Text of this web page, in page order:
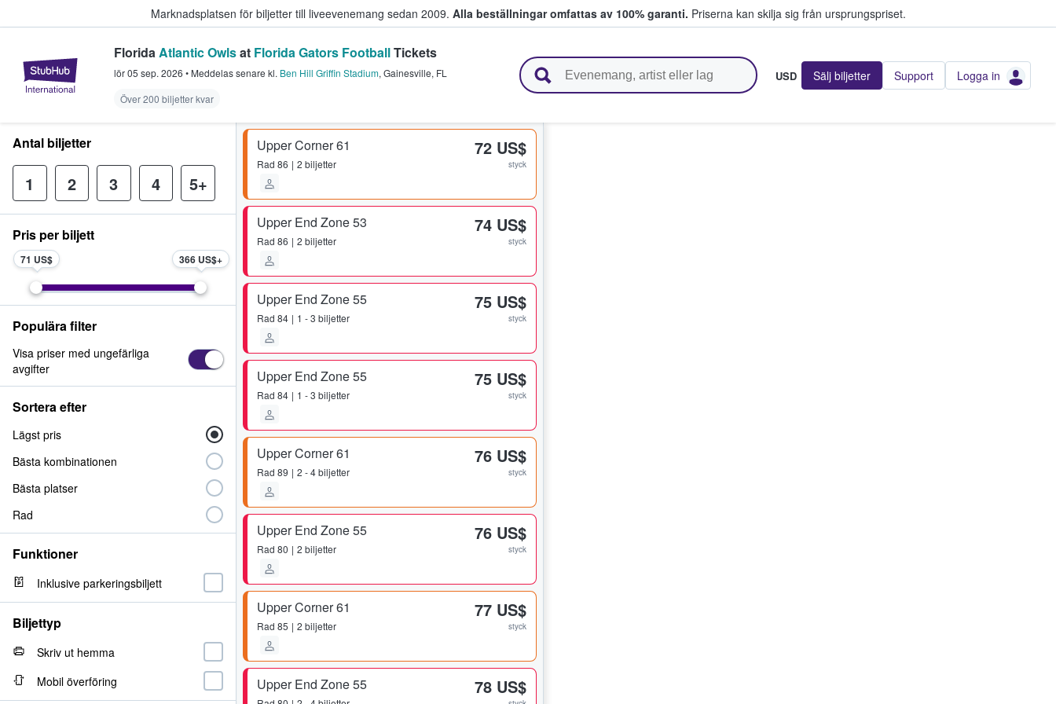
Marknadsplatsen för biljetter till liveevenemang sedan 2009. Alla beställningar omfattas av 100% garanti. Priserna kan skilja sig från ursprungspriset.
StubHub – där fans köper och säljer biljetter.
FloridaAtlantic Owlsat Florida Gators FootballTickets
lör 05 sep. 2026 • Meddelas senare kl. Ben Hill Griffin Stadium, Gainesville, FL
Över 200 biljetter kvar
USD Sälj biljetter Support Logga in
Upper Corner 61
Rad 86 2 biljetter
72 US$
styck
Upper End Zone 53
Rad 86 2 biljetter
74 US$
styck
Upper End Zone 55
Rad 84 1 - 3 biljetter
75 US$
styck
Upper End Zone 55
Rad 84 1 - 3 biljetter
75 US$
styck
Upper Corner 61
Rad 89 2 - 4 biljetter
76 US$
styck
Upper End Zone 55
Rad 80 2 biljetter
76 US$
styck
Upper Corner 61
Rad 85 2 biljetter
77 US$
styck
Upper End Zone 55 78 US$
Antal biljetter
1 2 3 4 5+
Pris per biljett
71 US$ 366 US$
Populära filter
Visa priser med ungefärliga
avgifter
Sortera efter
Lägst pris
Bästa kombinationen
Bästa platser
Rad
Funktioner
Inklusive parkeringsbiljett
Biljettyp
Skriv ut hemma
Mobil överföring